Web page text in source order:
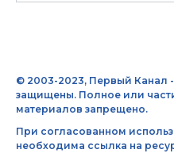
© 2003-2023, Первый Канал
защищены. Полное или
материалов запрещено.
При согласованном
необходима ссылка на